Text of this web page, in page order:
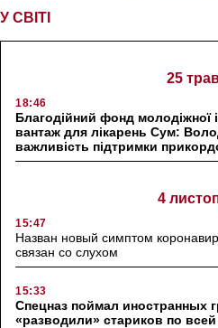
У СВІТІ
25
18:46
Благодійний фонд молодіжної
вантаж для лікарень Сум:
важливість підтримки
4
15:47
Назван новый симптом
связан со слухом
15:33
Спецназ поймал иностранных
«разводили» стариков по